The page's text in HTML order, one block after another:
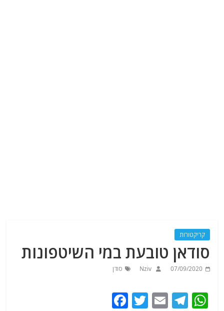
קריקטורות
סודאן טובעת במי השיטפונות
07/09/2020
Nziv סודן
W
T
E
T